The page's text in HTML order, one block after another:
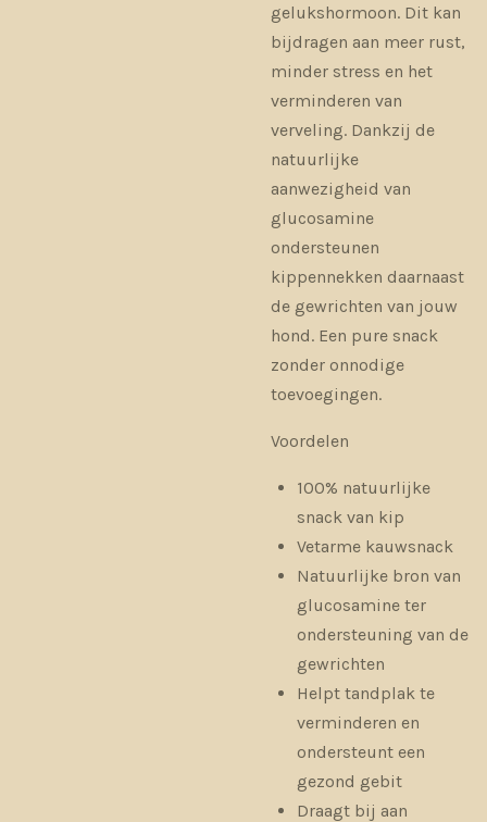
gelukshormoon. Dit kan
bijdragen aan meer rust,
minder stress en het
verminderen van
verveling. Dankzij de
natuurlijke
aanwezigheid van
glucosamine
ondersteunen
kippennekken daarnaast
de gewrichten van jouw
hond. Een pure snack
zonder onnodige
toevoegingen.
Voordelen
100% natuurlijke
snack van kip
Vetarme kauwsnack
Natuurlijke bron van
glucosamine ter
ondersteuning van de
gewrichten
Helpt tandplak te
verminderen en
ondersteunt een
gezond gebit
Draagt bij aan